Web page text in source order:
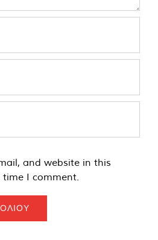
and website in this
I comment.